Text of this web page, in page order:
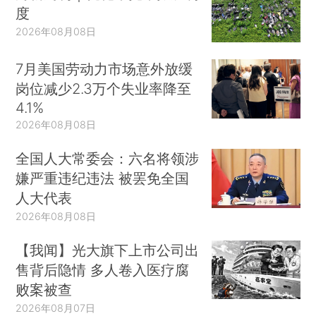
度
2026年08月08日
7月美国劳动力市场意外放缓
岗位减少2.3万个失业率降至
4.1%
2026年08月08日
全国人大常委会：六名将领涉
嫌严重违纪违法 被罢免全国
人大代表
2026年08月08日
【我闻】光大旗下上市公司出
售背后隐情 多人卷入医疗腐
败案被查
2026年08月07日